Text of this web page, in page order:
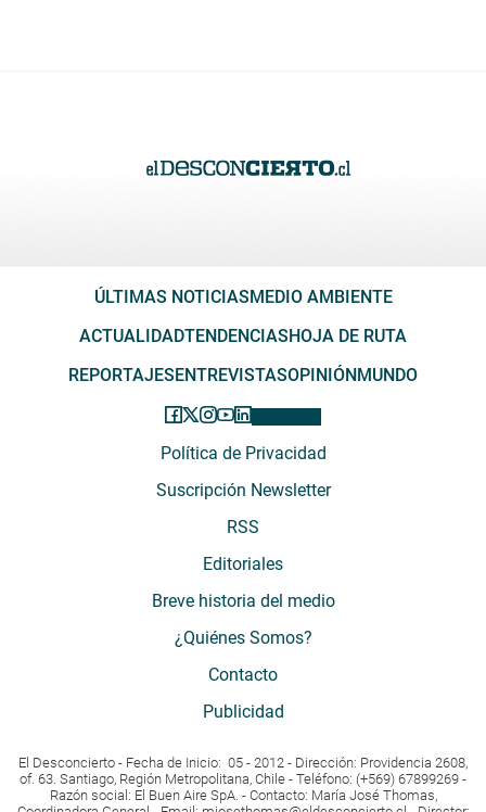
ÚLTIMAS NOTICIASMEDIO AMBIENTE
ACTUALIDADTENDENCIASHOJA DE RUTA
REPORTAJESENTREVISTASOPINIÓNMUNDO
Política de Privacidad
Suscripción Newsletter
RSS
Editoriales
Breve historia del medio
¿Quiénes Somos?
Contacto
Publicidad
El Desconcierto - Fecha de Inicio: 05 - 2012 - Dirección: Providencia 2608,
of. 63. Santiago, Región Metropolitana, Chile - Teléfono: (+569) 67899269 -
Razón social: El Buen Aire SpA. - Contacto: María José Thomas,